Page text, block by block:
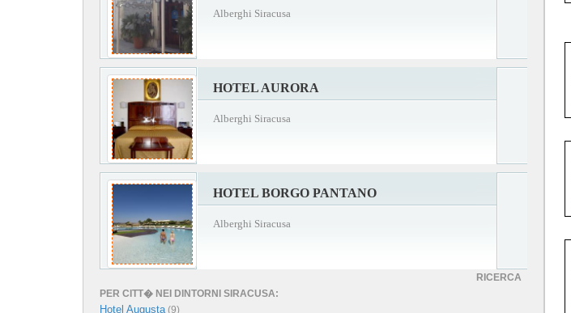
Alberghi Siracusa
HOTEL AURORA
Alberghi Siracusa
HOTEL BORGO PANTANO
Alberghi Siracusa
RICERCA
PER CITT� NEI DINTORNI SIRACUSA:
Hotel Augusta(9)